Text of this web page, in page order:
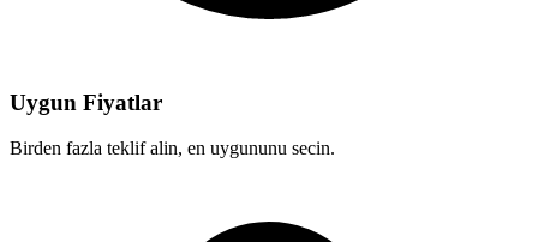
Uygun Fiyatlar
Birden fazla teklif alin, en uygununu secin.